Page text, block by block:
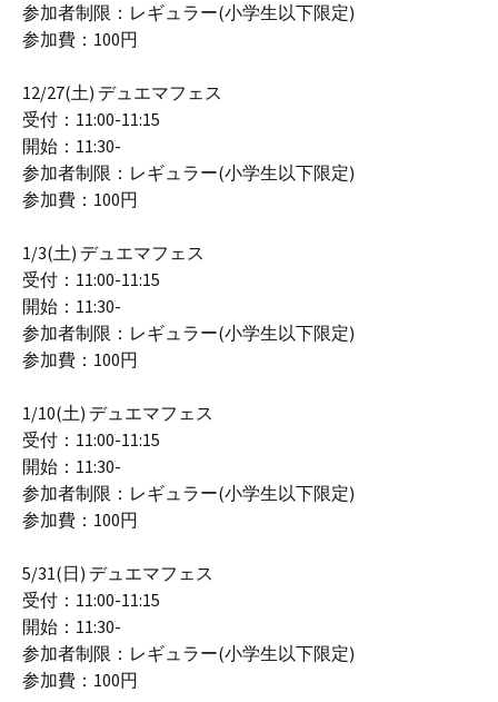
参加者制限：レギュラー(小学生以下限定)
参加費：100円
12/27(土) デュエマフェス
受付：11:00-11:15
開始：11:30-
参加者制限：レギュラー(小学生以下限定)
参加費：100円
1/3(土) デュエマフェス
受付：11:00-11:15
開始：11:30-
参加者制限：レギュラー(小学生以下限定)
参加費：100円
1/10(土) デュエマフェス
受付：11:00-11:15
開始：11:30-
参加者制限：レギュラー(小学生以下限定)
参加費：100円
5/31(日) デュエマフェス
受付：11:00-11:15
開始：11:30-
参加者制限：レギュラー(小学生以下限定)
参加費：100円